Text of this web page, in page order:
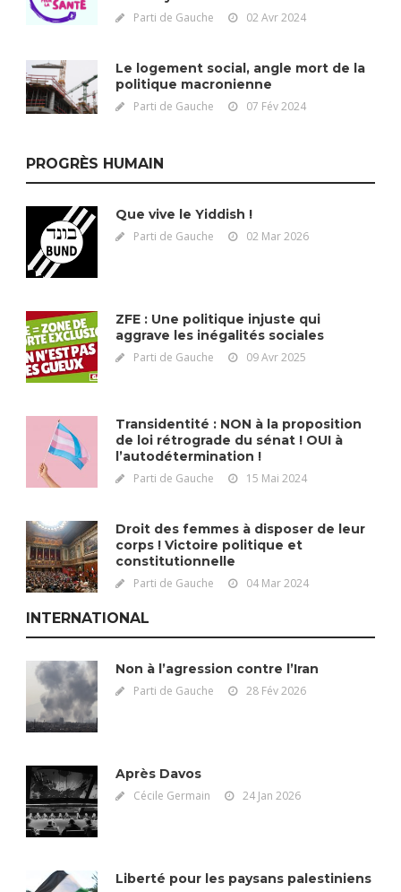
Parti de Gauche 02 Avr 2024
Le logement social, angle mort de la
politique macronienne
Parti de Gauche 07 Fév 2024
PROGRÈS HUMAIN
Que vive le Yiddish !
Parti de Gauche 02 Mar 2026
ZFE : Une politique injuste qui
aggrave les inégalités sociales
Parti de Gauche 09 Avr 2025
Transidentité : NON à la proposition
de loi rétrograde du sénat ! OUI à
l’autodétermination !
Parti de Gauche 15 Mai 2024
Droit des femmes à disposer de leur
corps ! Victoire politique et
constitutionnelle
Parti de Gauche 04 Mar 2024
INTERNATIONAL
Non à l’agression contre l’Iran
Parti de Gauche 28 Fév 2026
Après Davos
Cécile Germain 24 Jan 2026
Liberté pour les paysans palestiniens